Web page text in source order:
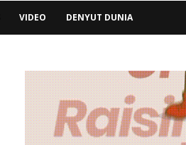
VIDEO DENYUT DUNIA